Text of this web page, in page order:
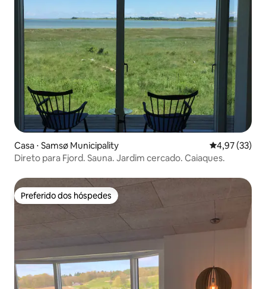
Casa ⋅ Samsø Municipality 4,97 de uma
4,97 (33)
Direto para Fjord. Sauna. Jardim cercado. Caiaques.
Preferido dos hóspedes
Preferido dos hóspedes